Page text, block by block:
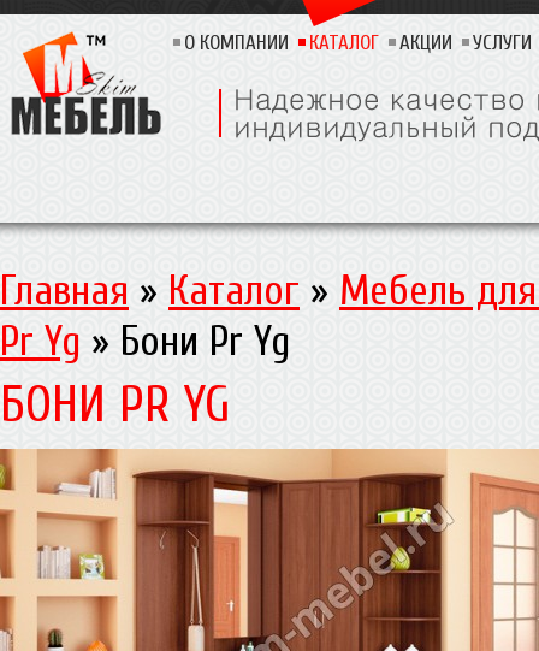
О КОМПАНИИ КАТАЛОГ АКЦИИ УСЛУГИ
Главная » Каталог » Мебель
Pr Yg » Бони Pr Yg
БОНИ PR YG